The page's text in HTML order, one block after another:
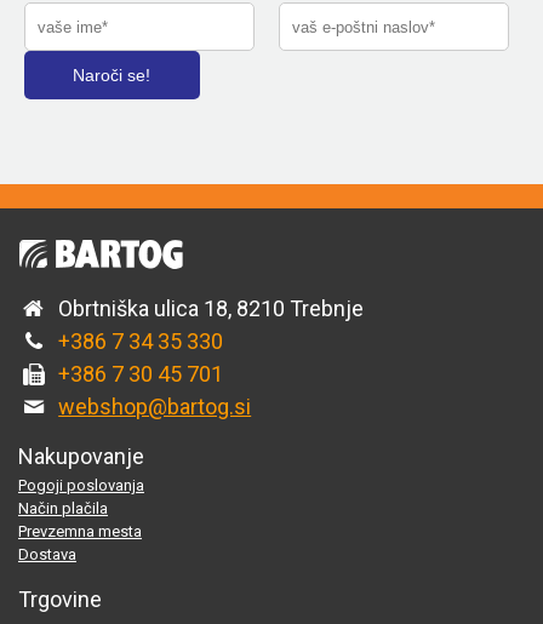
Obrtniška ulica 18, 8210 Trebnje
+386 7 34 35 330
+386 7 30 45 701
webshop@bartog.si
Nakupovanje
Pogoji poslovanja
Način plačila
Prevzemna mesta
Dostava
Trgovine